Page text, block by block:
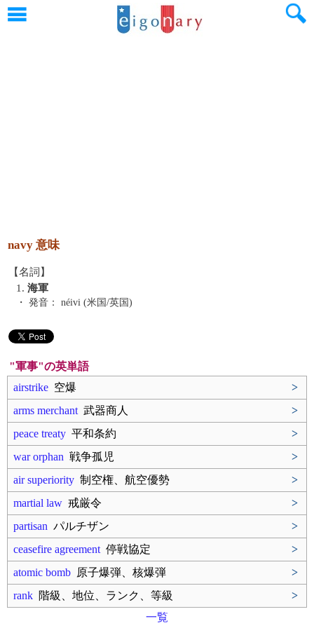
navy 意味
【名詞】
1. 海軍
・ 発音： néivi (米国/英国)
"軍事"の英単語
airstrike 空爆
>
arms merchant 武器商人
>
peace treaty 平和条約
>
war orphan 戦争孤児
>
air superiority 制空権、航空優勢
>
martial law 戒厳令
>
partisan パルチザン
>
ceasefire agreement 停戦協定
>
atomic bomb 原子爆弾、核爆弾
>
rank 階級、地位、ランク、等級
>
一覧